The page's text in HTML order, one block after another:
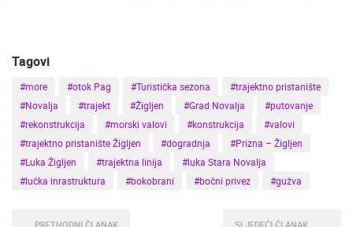
Tagovi
#more #otok Pag #Turistička sezona
#trajektno pristanište
#Novalja
#trajekt #Žigljen #Grad Novalja
#putovanje
#rekonstrukcija
#morski valovi #konstrukcija
#valovi
#trajektno pristanište Žigljen
#dogradnja
#Prizna – Žigljen
#Luka Žigljen
#trajektna linija
#luka Stara Novalja
#lučka inrastruktura
#bokobrani #bočni privez #gužva
PRETHODNI ČLANAK
SLJEDEĆI ČLANAK